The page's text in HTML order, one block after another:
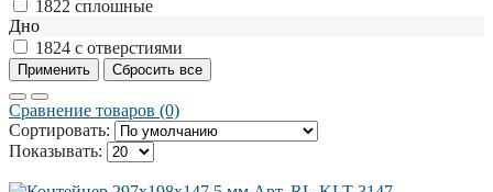
1822 сплошные
Дно
1824 с отверстиями
Сравнение товаров (0)
Сортировать:
Показывать: